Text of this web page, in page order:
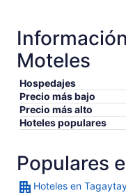
Moteles
Hospedajes
Precio más bajo
Precio más alto
Hoteles populares
Populares
Hoteles en